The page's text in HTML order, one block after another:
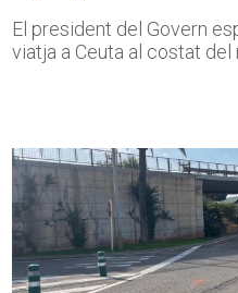
El president del Govern
viatja a Ceuta al costat